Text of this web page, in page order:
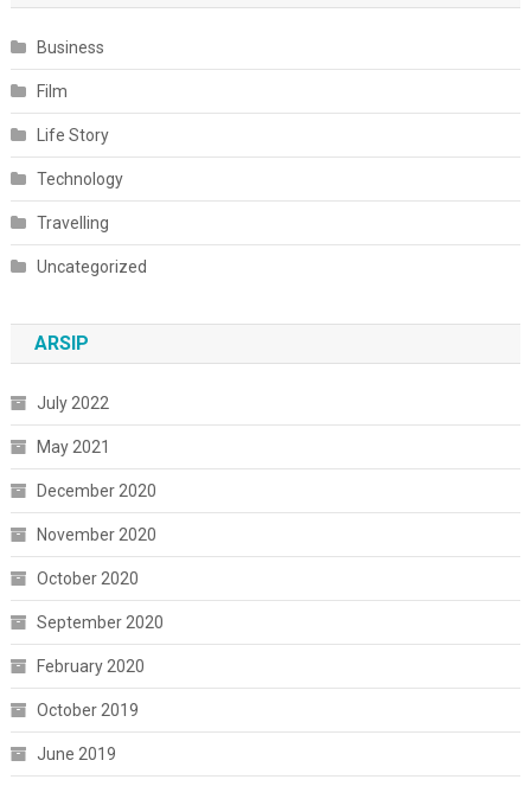
Business
Film
Life Story
Technology
Travelling
Uncategorized
ARSIP
July 2022
May 2021
December 2020
November 2020
October 2020
September 2020
February 2020
October 2019
June 2019